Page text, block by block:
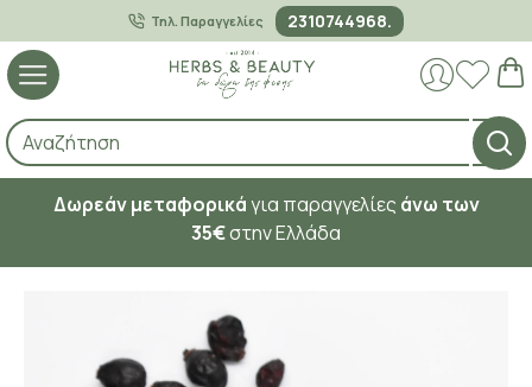
Τηλ. Παραγγελίες 2310744968.
Δωρεάν μεταφορικάγια παραγγελίες άνω των
35€στην Ελλάδα